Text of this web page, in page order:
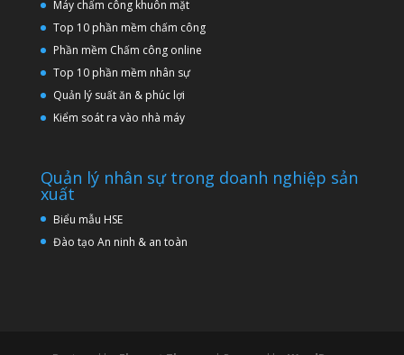
Máy chấm công khuôn mặt
Top 10 phần mềm chấm công
Phần mềm Chấm công online
Top 10 phần mềm nhân sự
Quản lý suất ăn & phúc lợi
Kiểm soát ra vào nhà máy
Quản lý nhân sự trong doanh nghiệp sản
xuất
Biểu mẫu HSE
Đào tạo An ninh & an toàn